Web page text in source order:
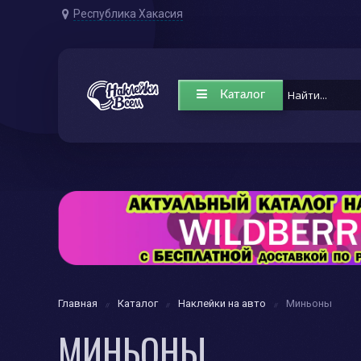
Республика Хакасия
Каталог
Главная Каталог Наклейки на авто Миньоны